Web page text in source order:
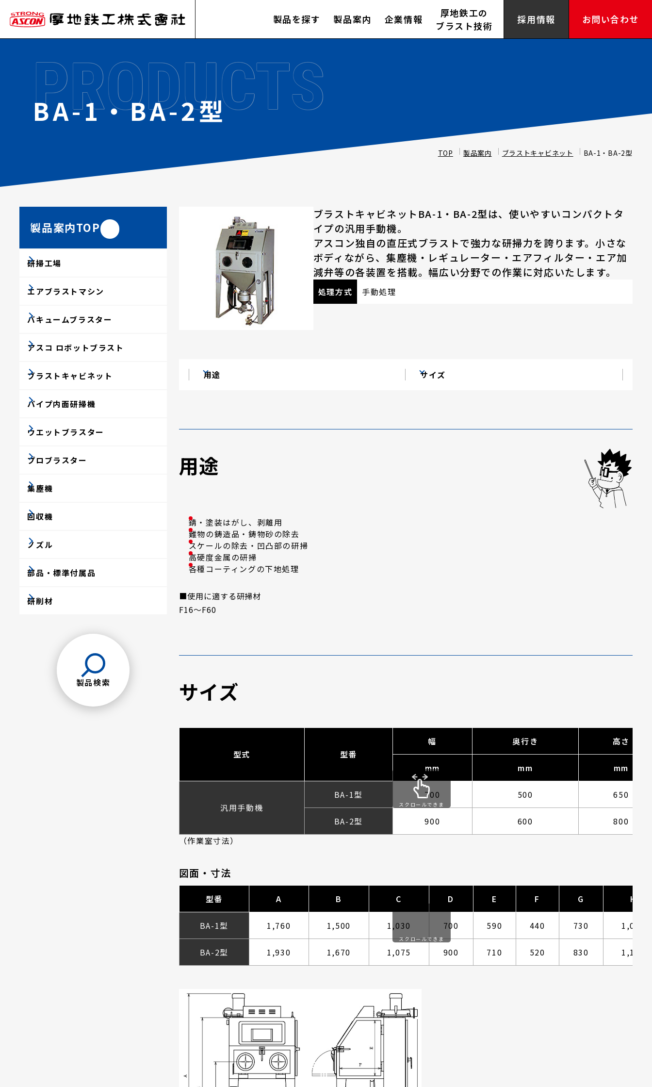
製品を探す 製品案内 企業情報
厚地鉄工の
ブラスト技術
採用情報 お問い合わせ
BA-1・BA-2型
PRODUCTS
TOP 製品案内 ブラストキャビネット BA-1・BA-2型
ブラストキャビネットBA-1・BA-2型は、使いやすいコンパクトタ
イプの汎用手動機。
アスコン独自の直圧式ブラストで強力な研掃力を誇ります。小さな
ボディながら、集塵機・レギュレーター・エアフィルター・エア加
減弁等の各装置を搭載。幅広い分野での作業に対応いたします。
処理方式 手動処理
用途 サイズ
用途
錆・塗装はがし、剥離用
難物の鋳造品・鋳物砂の除去
スケールの除去・凹凸部の研掃
高硬度金属の研掃
各種コーティングの下地処理
■使用に適する研掃材
F16～F60
サイズ
型式 型番
幅 奥行き 高さ
mm mm mm
汎用手動機
BA-1型 700 500 650
BA-2型 900 600 800
スクロールできま
（作業室寸法）
図面・寸法
型番 A B C D E F G H
BA-1型 1,760 1,500 1,030 700 590 440 730 1,035
BA-2型 1,930 1,670 1,075 900 710 520 830 1,115
スクロールできま
製品案内TOP
研掃工場
エアブラストマシン
バキュームブラスター
アスコ ロボットブラスト
ブラストキャビネット
パイプ内面研掃機
ウエットブラスター
プロブラスター
集塵機
回収機
ノズル
部品・標準付属品
研削材
製品検索